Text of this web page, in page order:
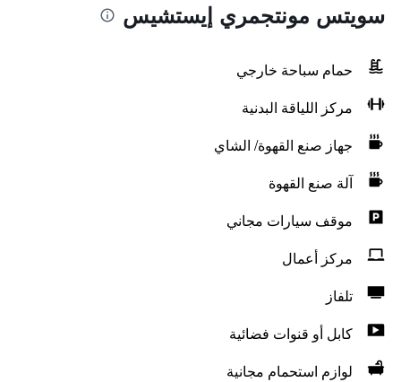
سويتس مونتجمري إيستشيس
حمام سباحة خارجي
مركز اللياقة البدنية
جهاز صنع القهوة/ الشاي
آلة صنع القهوة
موقف سيارات مجاني
مركز أعمال
تلفاز
كابل أو قنوات فضائية
لوازم استحمام مجانية